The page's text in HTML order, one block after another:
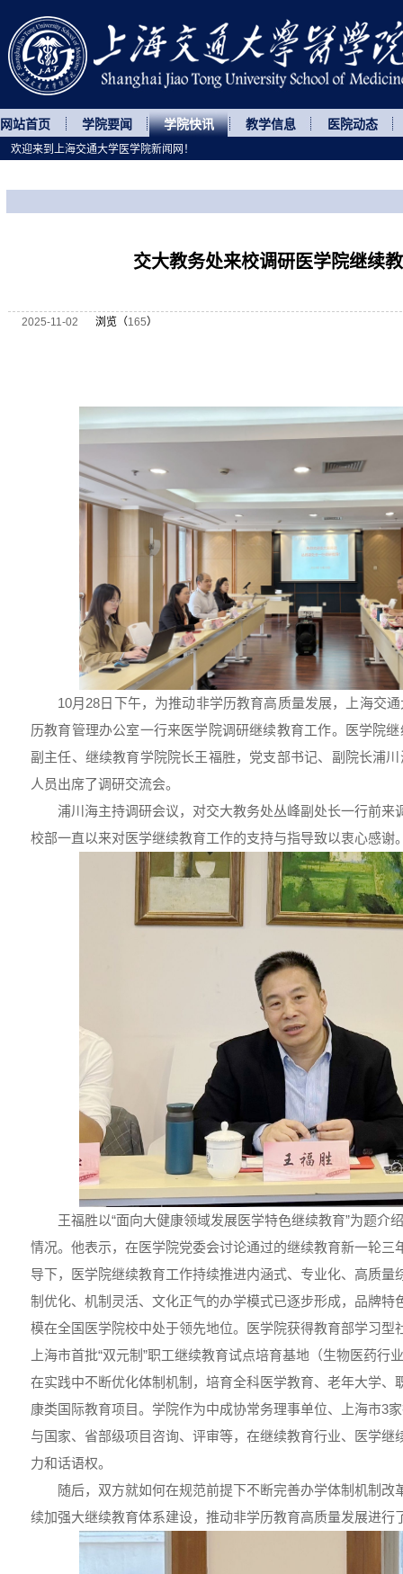
网站首页 学院要闻 学院快讯 教学信息 医院动态
交大教务处来校调研医学院继续
2025-11-02 浏览（165）
10月28日下午，为推动非学历教育高质量发展，上海交
历教育管理办公室一行来医学院调研继续教育工作。医学院
副主任、继续教育学院院长王福胜，党支部书记、副院长浦
人员出席了调研交流会。
浦川海主持调研会议，对交大教务处丛峰副处长一行前来
校部一直以来对医学继续教育工作的支持与指导致以衷心感谢
王福胜以“面向大健康领域发展医学特色继续教育”为题介
情况。他表示，在医学院党委会讨论通过的继续教育新一轮三
导下，医学院继续教育工作持续推进内涵式、专业化、高质量
制优化、机制灵活、文化正气的办学模式已逐步形成，品牌特
模在全国医学院校中处于领先地位。医学院获得教育部学习型
上海市首批“双元制”职工继续教育试点培育基地（生物医药行
在实践中不断优化体制机制，培育全科医学教育、老年大学、
康类国际教育项目。学院作为中成协常务理事单位、上海市3
与国家、省部级项目咨询、评审等，在继续教育行业、医学继
力和话语权。
随后，双方就如何在规范前提下不断完善办学体制机制改
续加强大继续教育体系建设，推动非学历教育高质量发展进行
欢迎来到上海交通大学医学院新闻网！